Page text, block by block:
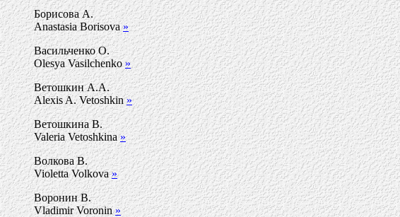
Борисова А.
Anastasia Borisova»
Васильченко О.
Olesya Vasilchenko»
Ветошкин А.А.
Alexis A. Vetoshkin»
Ветошкина В.
Valeria Vetoshkina»
Волкова В.
Violetta Volkova»
Воронин В.
Vladimir Voronin»